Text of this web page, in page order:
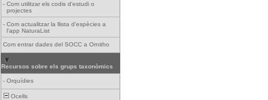
- Com utilitzar els codis d'estudi o
projectes
- Com actualitzar la llista d'espècies a
l'app NaturaList
Com entrar dades del SOCC a Ornitho
Recursos sobre els grups taxonòmics
- Orquídies
Ocells